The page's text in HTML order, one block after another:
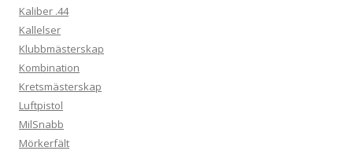
Kaliber .44
Kallelser
Klubbmästerskap
Kombination
Kretsmästerskap
Luftpistol
MilSnabb
Mörkerfält